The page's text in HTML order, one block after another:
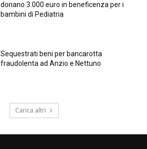
donano 3.000 euro in beneficenza per i
bambini di Pediatria
Sequestrati beni per bancarotta
fraudolenta ad Anzio e Nettuno
Carica altri